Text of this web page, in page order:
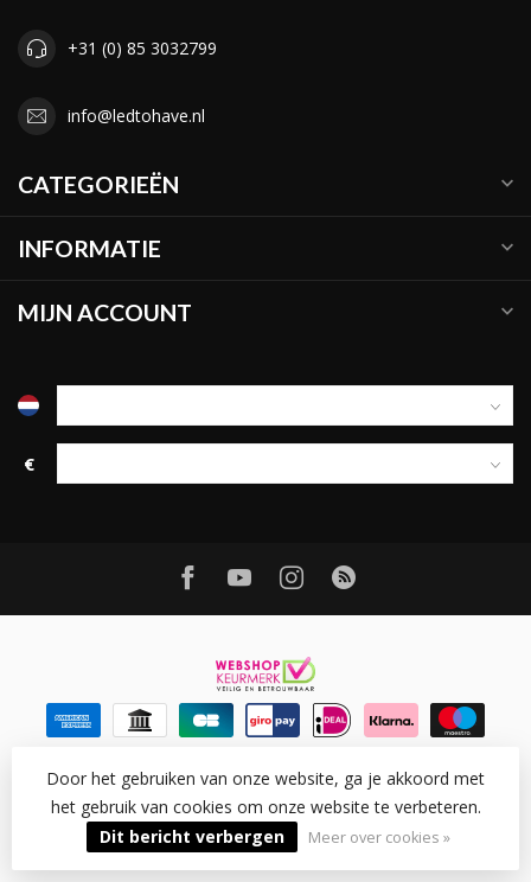
+31 (0) 85 3032799
info@ledtohave.nl
CATEGORIEËN
INFORMATIE
MIJN ACCOUNT
€
© Copyright 2026 Ledtohave- Powered by Lightspeed-
Lightspeed designby Dyvelopment
Door het gebruiken van onze website, ga je akkoord met
het gebruik van cookies om onze website te verbeteren.
Dit bericht verbergen
Meer over cookies »